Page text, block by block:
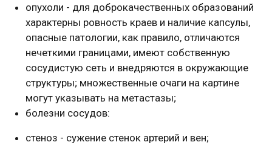
опухоли - для доброкачественных образований
характерны ровность краев и наличие капсулы,
опасные патологии, как правило, отличаются
нечеткими границами, имеют собственную
сосудистую сеть и внедряются в окружающие
структуры; множественные очаги на картине
могут указывать на метастазы;
болезни сосудов:
стеноз - сужение стенок артерий и вен;